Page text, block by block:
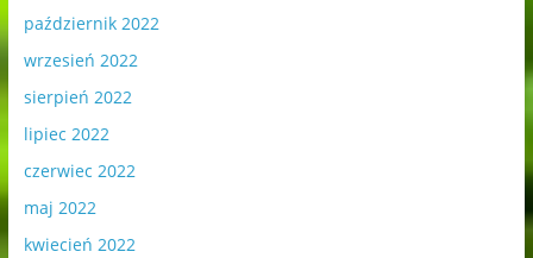
październik 2022
wrzesień 2022
sierpień 2022
lipiec 2022
czerwiec 2022
maj 2022
kwiecień 2022